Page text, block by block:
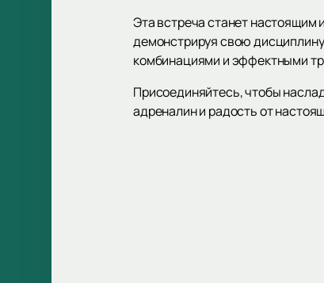
Эта встреча станет настоящим
демонстрируя свою
комбинациями и эффектными
Присоединяйтесь, чтобы
адреналин и радость от